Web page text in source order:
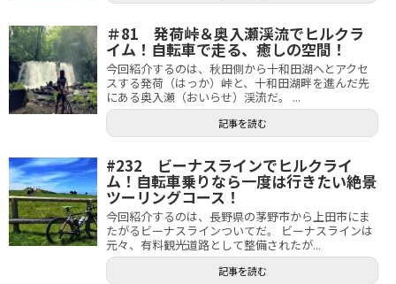
＃81 発荷峠＆奥入瀬渓流でヒルクラ
イム！自転車で走る、癒しの空間！
今回紹介するのは、秋田側から十和田湖へとアクセ
スする発荷（はっか）峠と、十和田湖畔を進んだ先
にある奥入瀬（おいらせ）渓流だ。 ...
記事を読む
#232 ビーナスラインでヒルクライ
ム！自転車乗りなら一度は行きたい絶景
ツーリングコース！
今回紹介するのは、長野県の茅野市から上田市にま
たがるビーナスラインついてだ。 ビーナスラインは
元々、有料観光道路として整備されたが...
記事を読む